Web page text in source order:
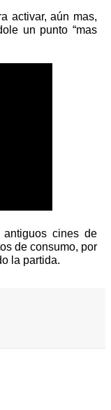
activar, aún mas,
un punto “mas
cines de
de consumo, por
la partida.